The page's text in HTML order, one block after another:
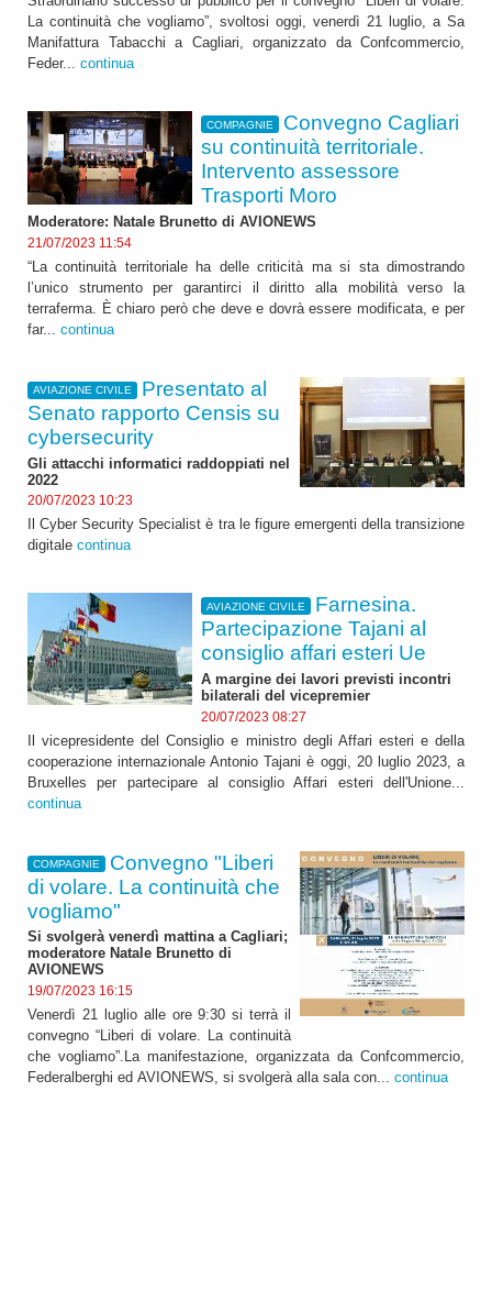
La continuità che vogliamo”, svoltosi oggi, venerdì 21 luglio, a Sa
Manifattura Tabacchi a Cagliari, organizzato da Confcommercio,
Feder... continua
COMPAGNIE
Convegno Cagliari
su continuità territoriale.
Intervento assessore
Trasporti Moro
Moderatore: Natale Brunetto di AVIONEWS
21/07/2023 11:54
“La continuità territoriale ha delle criticità ma si sta dimostrando
l’unico strumento per garantirci il diritto alla mobilità verso la
terraferma. È chiaro però che deve e dovrà essere modificata, e per
far... continua
AVIAZIONE CIVILE
Presentato al
Senato rapporto Censis su
cybersecurity
Gli attacchi informatici raddoppiati nel
2022
20/07/2023 10:23
Il Cyber Security Specialist è tra le figure emergenti della transizione
digitale continua
AVIAZIONE CIVILE
Farnesina.
Partecipazione Tajani al
consiglio affari esteri Ue
A margine dei lavori previsti incontri
bilaterali del vicepremier
20/07/2023 08:27
Il vicepresidente del Consiglio e ministro degli Affari esteri e della
cooperazione internazionale Antonio Tajani è oggi, 20 luglio 2023, a
Bruxelles per partecipare al consiglio Affari esteri dell'Unione...
continua
COMPAGNIE
Convegno "Liberi
di volare. La continuità che
vogliamo"
Si svolgerà venerdì mattina a Cagliari;
moderatore Natale Brunetto di
AVIONEWS
19/07/2023 16:15
Venerdì 21 luglio alle ore 9:30 si terrà il
convegno “Liberi di volare. La continuità
che vogliamo”.La manifestazione, organizzata da Confcommercio,
Federalberghi ed AVIONEWS, si svolgerà alla sala con... continua